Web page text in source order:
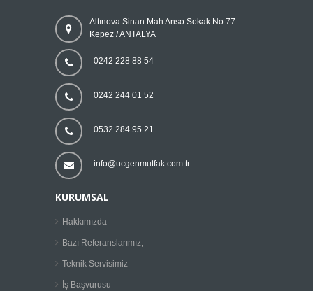
Altınova Sinan Mah Anso Sokak No:77
Kepez / ANTALYA
0242 228 88 54
0242 244 01 52
0532 284 95 21
info@ucgenmutfak.com.tr
KURUMSAL
Hakkımızda
Bazı Referanslarımız;
Teknik Servisimiz
İş Başvurusu